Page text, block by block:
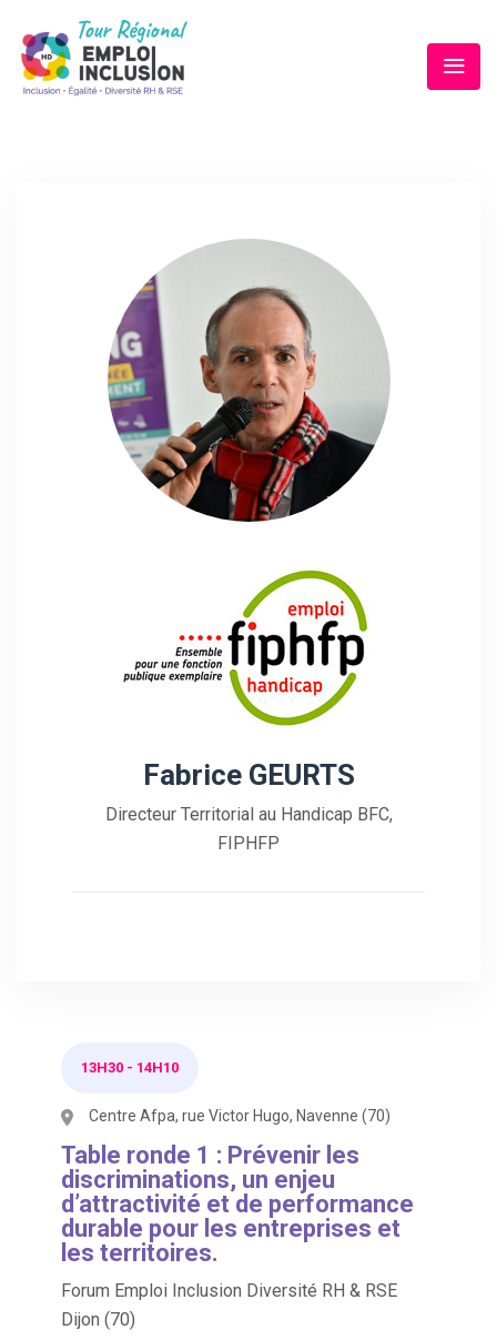
Fabrice GEURTS
Directeur Territorial au Handicap BFC,
FIPHFP
13H30 - 14H10
Centre Afpa, rue Victor Hugo, Navenne (70)
Table ronde 1 : Prévenir les
discriminations, un enjeu
d’attractivité et de performance
durable pour les entreprises et
les territoires.
Forum Emploi Inclusion Diversité RH & RSE
Dijon (70)